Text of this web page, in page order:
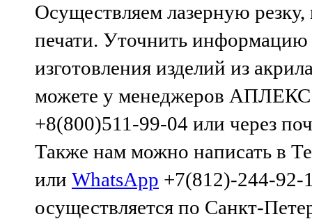
Осуществляем лазерную резку,
печати. Уточнить
изготовления изделий из
можете у менеджеров АПЛЕКС
+8(800)511-99-04 или через
Также нам можно написать в
или WhatsApp +7(812)-244-92-
осуществляется по Санкт-